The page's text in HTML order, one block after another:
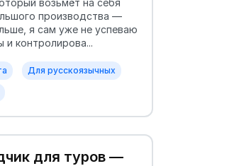
производства —
я сам уже не успеваю
и контролирова...
Для русскоязычных
для туров —